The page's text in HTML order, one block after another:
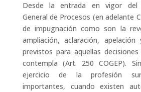
Desde la entrada en vigor del
General de Procesos (en adelante
de impugnación como son la
ampliación, aclaración,
previstos para aquellas
contempla (Art. 250 COGEP).
ejercicio de la profesión
importantes, cuando existen